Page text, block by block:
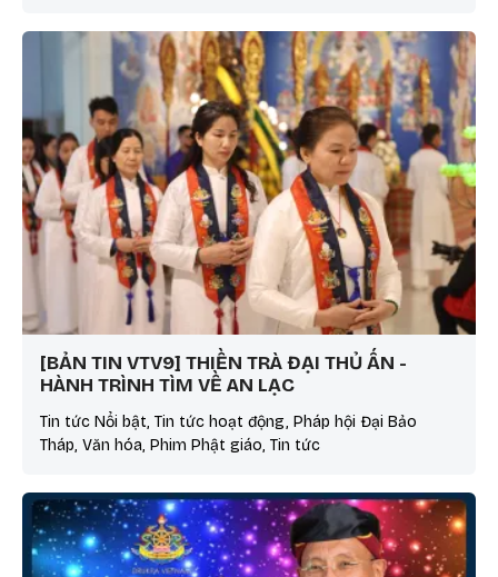
[BẢN TIN VTV9] THIỀN TRÀ ĐẠI THỦ ẤN -
HÀNH TRÌNH TÌM VỀ AN LẠC
Tin tức Nổi bật, Tin tức hoạt động, Pháp hội Đại Bảo
Tháp, Văn hóa, Phim Phật giáo, Tin tức